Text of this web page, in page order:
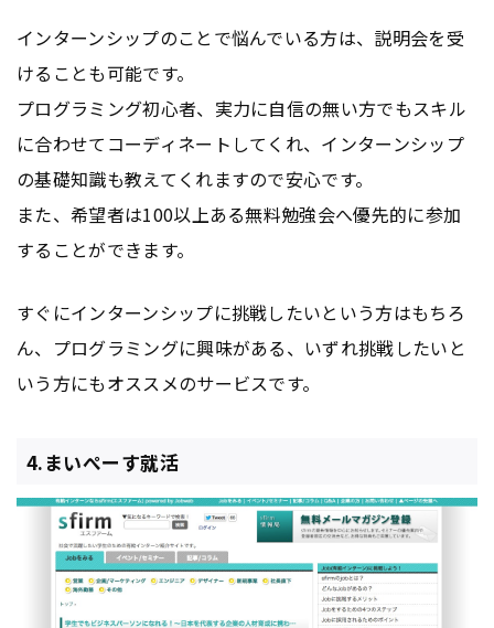
インターンシップのことで悩んでいる方は、説明会を受
けることも可能です。
プログラミング初心者、実力に自信の無い方でもスキル
に合わせてコーディネートしてくれ、インターンシップ
の基礎知識も教えてくれますので安心です。
また、希望者は100以上ある無料勉強会へ優先的に参加
することができます。
すぐにインターンシップに挑戦したいという方はもちろ
ん、プログラミングに興味がある、いずれ挑戦したいと
いう方にもオススメのサービスです。
4.まいぺーす就活